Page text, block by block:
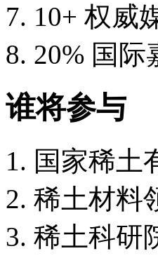
10+ 权威
20% 国际
谁将参与
国家稀土
稀土材料
稀土科研